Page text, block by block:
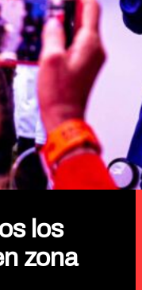
los
zona